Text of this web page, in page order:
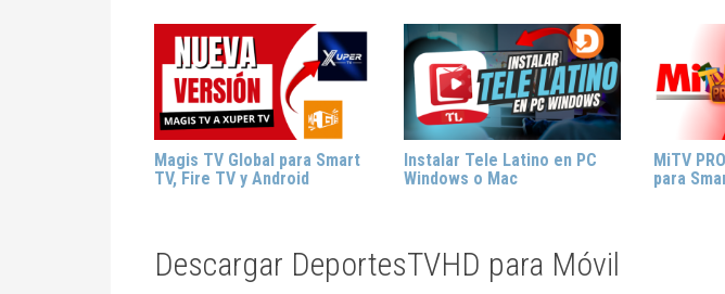
Magis TV Global para Smart
TV, Fire TV y Android
Instalar Tele Latino en PC
Windows o Mac
MiTV
para
Descargar DeportesTVHD para Móvil